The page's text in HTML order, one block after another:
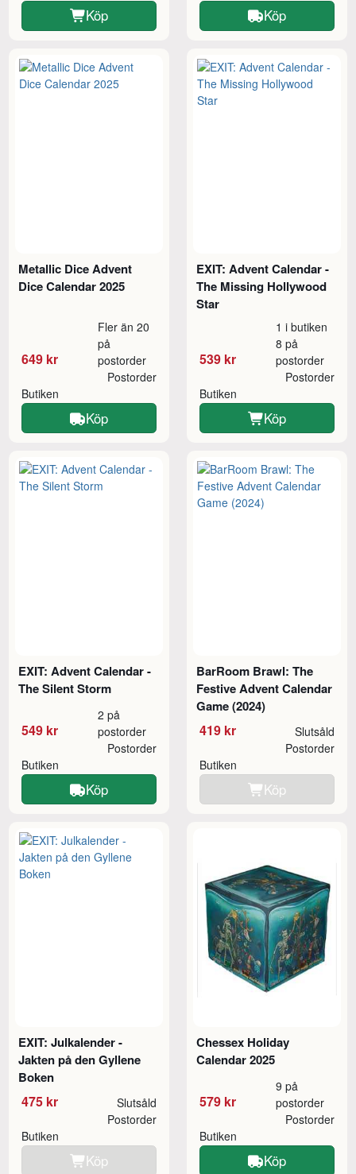
Köp Köp
Metallic Dice Advent
Dice Calendar 2025
649 kr
Fler än 20
på
postorder
Butiken
Postorder
Köp
EXIT: Advent Calendar -
The Missing Hollywood
Star
539 kr
1 i butiken
8 på
postorder
Butiken
Postorder
Köp
EXIT: Advent Calendar -
The Silent Storm
549 kr
2 på
postorder
Butiken
Postorder
Köp
BarRoom Brawl: The
Festive Advent Calendar
Game (2024)
419 kr Slutsåld
Butiken
Postorder
Köp
EXIT: Julkalender -
Jakten på den Gyllene
Boken
475 kr Slutsåld
Butiken
Postorder
Köp
Chessex Holiday
Calendar 2025
579 kr
9 på
postorder
Butiken
Postorder
Köp